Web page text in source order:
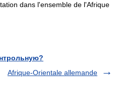
dans l'ensemble de l'Afrique
Afrique-Orientale allemande